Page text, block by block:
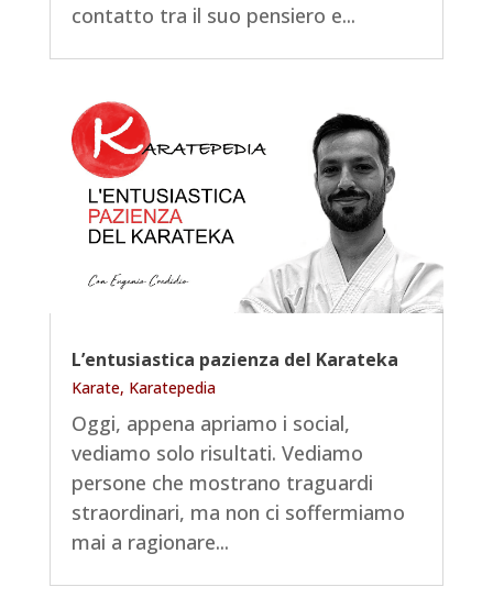
contatto tra il suo pensiero e...
L’entusiastica pazienza del Karateka
Karate, Karatepedia
Oggi, appena apriamo i social,
vediamo solo risultati. Vediamo
persone che mostrano traguardi
straordinari, ma non ci soffermiamo
mai a ragionare...